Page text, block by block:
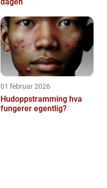
01 februar 2026
Hudoppstramming hva
fungerer egentlig?